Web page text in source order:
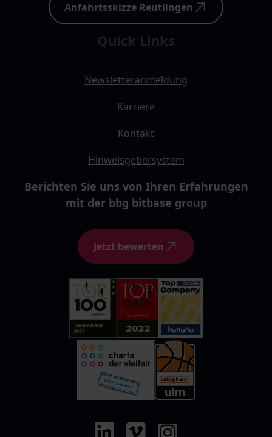
Anfahrtsskizze Reutlingen
Quick Links
Newsletteranmeldung
Karriere
Kontakt
Hinweisgebersystem
Berichten Sie uns von Ihren Erfahrungen
mit der bbg bitbase group
Jetzt bewerten